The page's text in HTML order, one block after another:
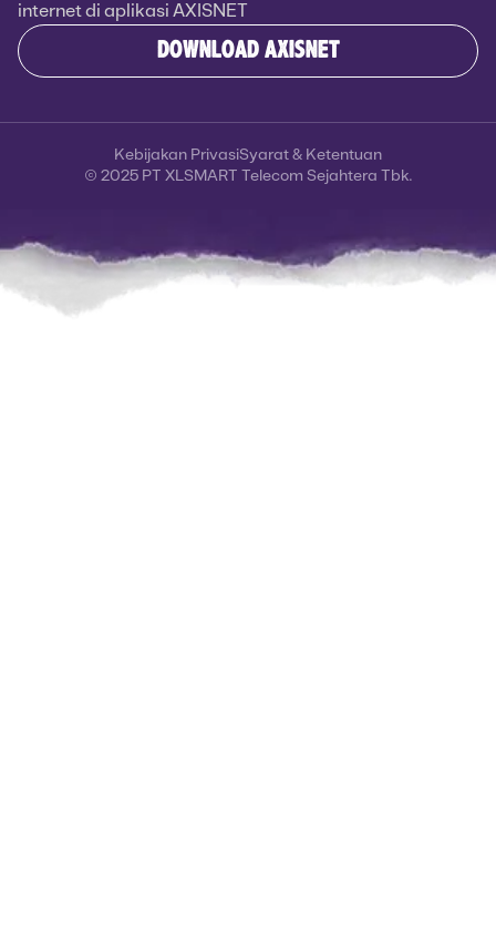
internet di aplikasi AXISNET
DOWNLOAD AXISNET
© 2025 PT XLSMART Telecom Sejahtera Tbk.
Kebijakan PrivasiSyarat & Ketentuan